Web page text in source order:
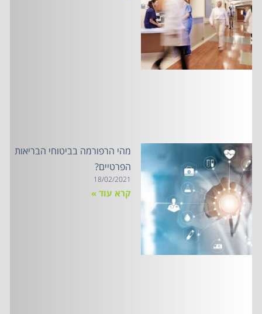
מהי הרפורמה בביטוחי הבריאות
הפרטיים?
18/02/2021
קרא עוד »